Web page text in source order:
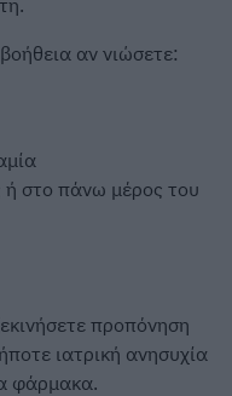
αν νιώσετε:
ή στο πάνω μέρος του
προπόνηση
ιατρική ανησυχία
φάρμακα.